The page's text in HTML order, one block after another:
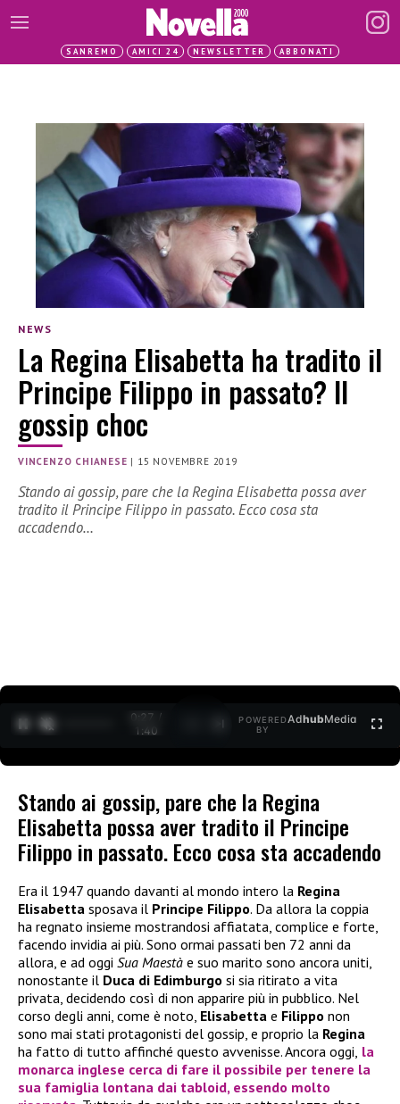
SANREMO AMICI 24 NEWSLETTER ABBONATI
NEWS
La Regina Elisabetta ha tradito il
Principe Filippo in passato? Il
gossip choc
VINCENZO CHIANESE | 15 NOVEMBRE 2019
Stando ai gossip, pare che la Regina Elisabetta possa aver
tradito il Principe Filippo in passato. Ecco cosa sta
accadendo…
0:27 /
1:40
POWERED
BY
AdhubMedia
Stando ai gossip, pare che la Regina
Elisabetta possa aver tradito il Principe
Filippo in passato. Ecco cosa sta accadendo
Era il 1947 quando davanti al mondo intero la Regina
Elisabetta sposava il Principe Filippo. Da allora la coppia
ha regnato insieme mostrandosi affiatata, complice e forte,
facendo invidia ai più. Sono ormai passati ben 72 anni da
allora, e ad oggi Sua Maestà e suo marito sono ancora uniti,
nonostante il Duca di Edimburgo si sia ritirato a vita
privata, decidendo così di non apparire più in pubblico. Nel
corso degli anni, come è noto, Elisabetta e Filippo non
sono mai stati protagonisti del gossip, e proprio la Regina
ha fatto di tutto affinché questo avvenisse. Ancora oggi, la
monarca inglese cerca di fare il possibile per tenere la
sua famiglia lontana dai tabloid, essendo molto